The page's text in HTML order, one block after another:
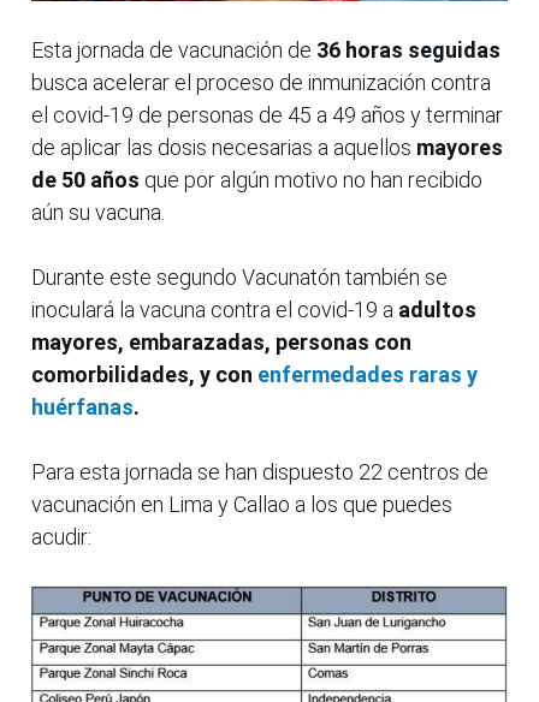
Esta jornada de vacunación de 36 horas seguidas
busca acelerar el proceso de inmunización contra
el covid-19 de personas de 45 a 49 años y terminar
de aplicar las dosis necesarias a aquellos mayores
de 50 años que por algún motivo no han recibido
aún su vacuna.
Durante este segundo Vacunatón también se
inoculará la vacuna contra el covid-19 a adultos
mayores, embarazadas, personas con
comorbilidades, y con enfermedades raras y
huérfanas.
Para esta jornada se han dispuesto 22 centros de
vacunación en Lima y Callao a los que puedes
acudir: